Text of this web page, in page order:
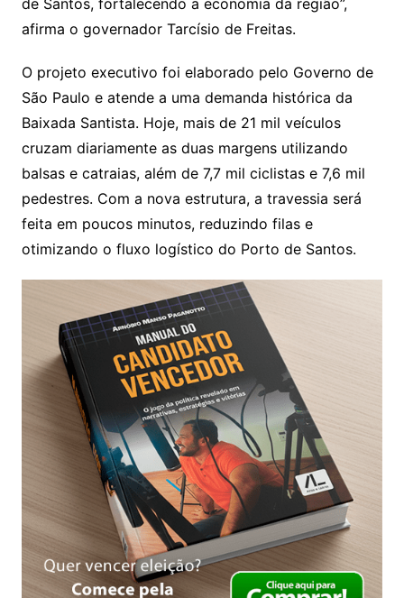
de Santos, fortalecendo a economia da região”,
afirma o governador Tarcísio de Freitas.
O projeto executivo foi elaborado pelo Governo de
São Paulo e atende a uma demanda histórica da
Baixada Santista. Hoje, mais de 21 mil veículos
cruzam diariamente as duas margens utilizando
balsas e catraias, além de 7,7 mil ciclistas e 7,6 mil
pedestres. Com a nova estrutura, a travessia será
feita em poucos minutos, reduzindo filas e
otimizando o fluxo logístico do Porto de Santos.